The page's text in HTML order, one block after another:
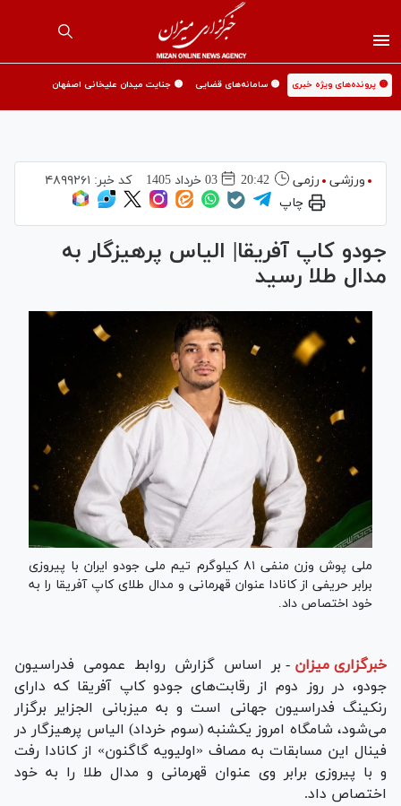
🟡 پرونده‌های ویژه خبری 🟡 سامانه‌های قضایی 🟡 جنایت میدان علیخانی اصفهان
ورزشی رزمی 20:42 03 خرداد 1405 کد خبر: ۴۸۹۹۲۶۱
چاپ
جودو کاپ آفریقا| الیاس پرهیزگار به
مدال طلا رسید
ملی پوش وزن منفی ۸۱ کیلوگرم تیم ملی جودو ایران با پیروزی
برابر حریفی از کانادا عنوان قهرمانی و مدال طلای کاپ آفریقا را به
خود اختصاص داد.
خبرگزاری میزان - بر اساس گزارش روابط عمومی فدراسیون
جودو، در روز دوم از رقابت‌های جودو کاپ آفریقا که دارای
رنکینگ فدراسیون جهانی است و به میزبانی الجزایر برگزار
می‌شود، شامگاه امروز یکشنبه (سوم خرداد) الیاس پرهیزگار در
فینال این مسابقات به مصاف «اولیویه گاگنون» از کانادا رفت
و با پیروزی برابر وی عنوان قهرمانی و مدال طلا را به خود
اختصاص داد.